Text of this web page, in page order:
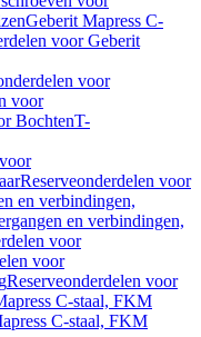
Geberit Mapress C-
voor Geberit
voor
voor
BochtenT-
Reserveonderdelen voor
en verbindingen,
en verbindingen,
voor
voor
Reserveonderdelen voor
C-staal, FKM
C-staal, FKM